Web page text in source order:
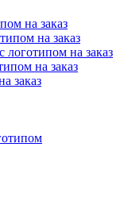
на заказ
на заказ
логотипом на заказ
на заказ
заказ